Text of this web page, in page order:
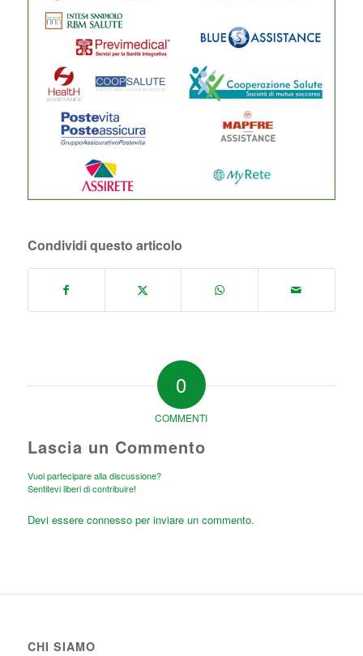
Condividi questo articolo
0
COMMENTI
Lascia un Commento
Vuoi partecipare alla discussione?
Sentitevi liberi di contribuire!
Devi essere connessoper inviare un commento.
CHI SIAMO